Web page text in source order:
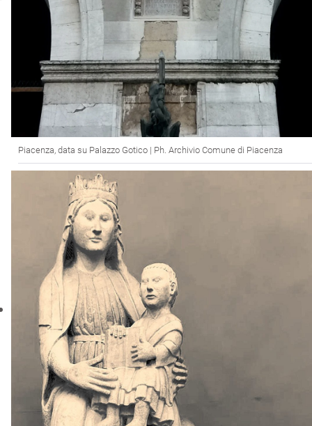
Piacenza, data su Palazzo Gotico | Ph. Archivio Comune di Piacenza